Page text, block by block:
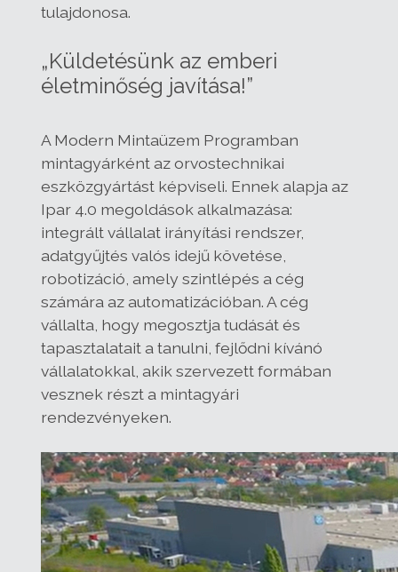
tulajdonosa.
„Küldetésünk az emberi
életminőség javítása!”
A Modern Mintaüzem Programban
mintagyárként az orvostechnikai
eszközgyártást képviseli. Ennek alapja az
Ipar 4.0 megoldások alkalmazása:
integrált vállalat irányítási rendszer,
adatgyűjtés valós idejű követése,
robotizáció, amely szintlépés a cég
számára az automatizációban. A cég
vállalta, hogy megosztja tudását és
tapasztalatait a tanulni, fejlődni kívánó
vállalatokkal, akik szervezett formában
vesznek részt a mintagyári
rendezvényeken.